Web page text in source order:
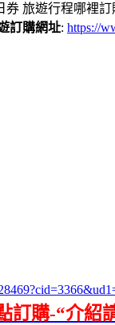
旅遊行程哪裡訂
訂購網址: https://
購-“介紹